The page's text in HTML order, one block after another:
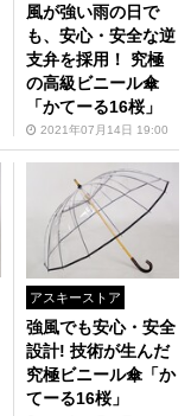
風が強い雨の日で
も、安心・安全な逆
支弁を採用！ 究極
の高級ビニール傘
「かてーる16桜」
2021年07月14日 19:00
アスキーストア
強風でも安心・安全
設計! 技術が生んだ
究極ビニール傘「か
てーる16桜」